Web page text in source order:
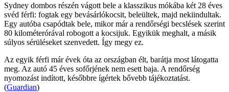
Sydney dombos részén vágott bele a klasszikus mókába két 28 éves
svéd férfi: fogtak egy bevásárlókocsit, beleültek, majd nekiindultak.
Egy autóba csapódtak bele, mikor már a rendőrségi becslések szerint
80 kilométerórával robogott a kocsijuk. Egyikük meghalt, a másik
súlyos sérüléseket szenvedett. Így megy ez.
Az egyik férfi már évek óta az országban élt, barátja most látogatta
meg. Az autó 45 éves sofőrjének nem esett baja. A rendőrség
nyomozást indított, későbbre ígértek bővebb tájékoztatást.
(Guardian)